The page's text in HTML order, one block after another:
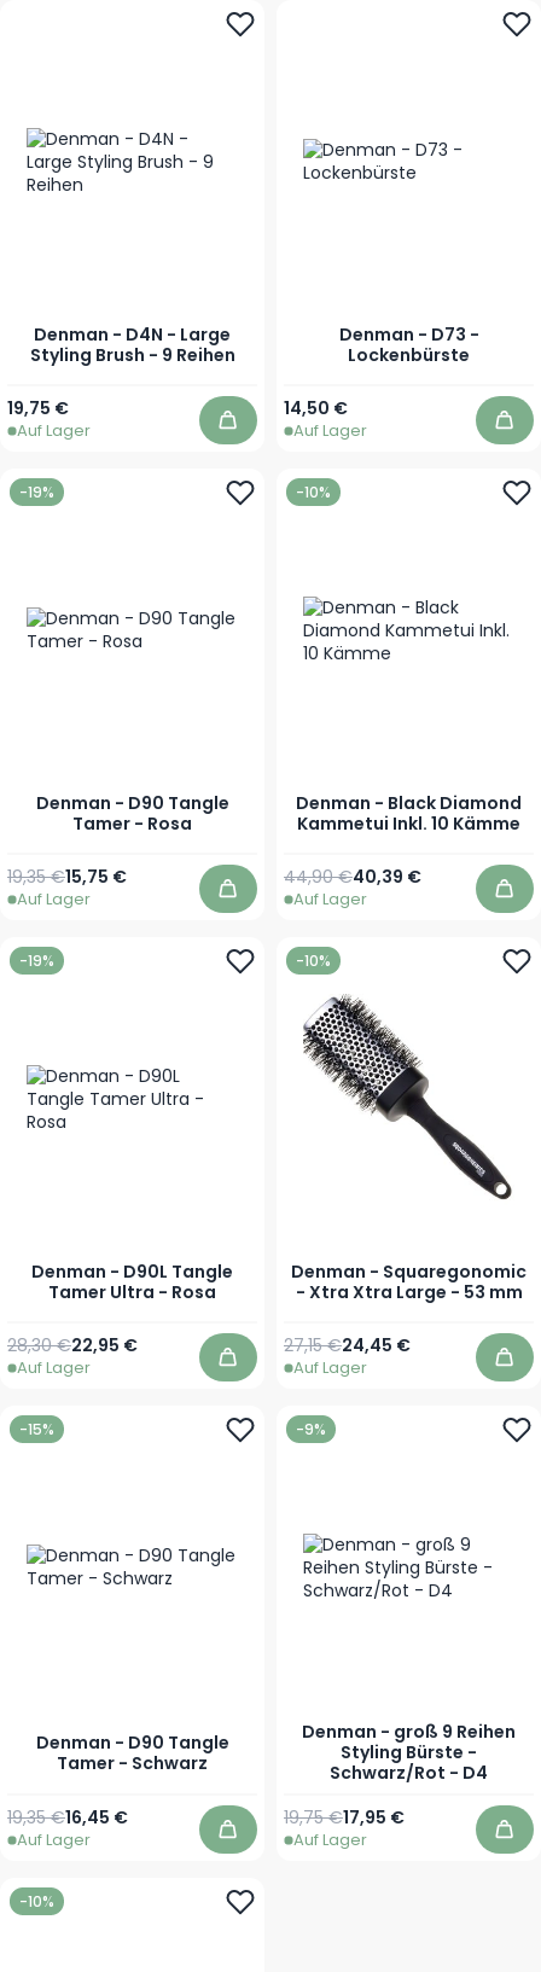
Denman - D4N - Large
Styling Brush - 9 Reihen
19,75 €
Auf Lager In den Warenkorb
Denman - D73 -
Lockenbürste
14,50 €
Auf Lager In
-19%
Denman - D90 Tangle
Tamer - Rosa
Sonderpreis
15,75 €
Regulärer Preis
19,35 €
Auf Lager In den Warenkorb
-10%
Denman - Black Diamond
Kammetui Inkl. 10 Kämme
Sonderpreis
40,39 €
Regulärer Preis
44,90 €
Auf Lager In
-19%
Denman - D90L Tangle
Tamer Ultra - Rosa
Sonderpreis
22,95 €
Regulärer Preis
28,30 €
Auf Lager In den Warenkorb
-10%
Denman - Squaregonomic
- Xtra Xtra Large - 53 mm
Sonderpreis
24,45 €
Regulärer Preis
27,15 €
Auf Lager In
-15%
Denman - D90 Tangle
Tamer - Schwarz
Sonderpreis
16,45 €
Regulärer Preis
19,35 €
Auf Lager In den Warenkorb
-9%
Denman - groß 9 Reihen
Styling Bürste -
Schwarz/Rot - D4
Sonderpreis
17,95 €
Regulärer Preis
19,75 €
Auf Lager In
-10%